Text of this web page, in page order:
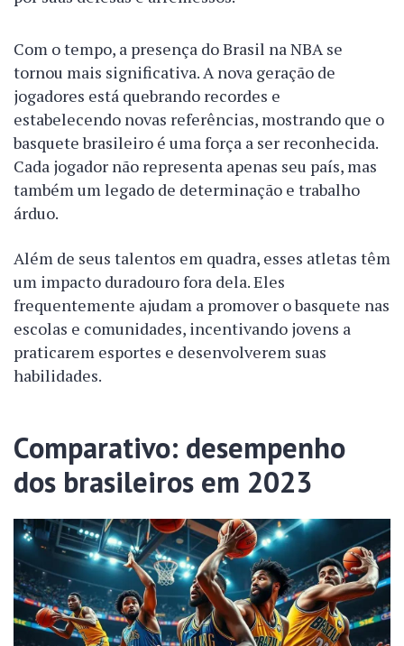
Com o tempo, a presença do Brasil na NBA se
tornou mais significativa. A nova geração de
jogadores está quebrando recordes e
estabelecendo novas referências, mostrando que o
basquete brasileiro é uma força a ser reconhecida.
Cada jogador não representa apenas seu país, mas
também um legado de determinação e trabalho
árduo.
Além de seus talentos em quadra, esses atletas têm
um impacto duradouro fora dela. Eles
frequentemente ajudam a promover o basquete nas
escolas e comunidades, incentivando jovens a
praticarem esportes e desenvolverem suas
habilidades.
Comparativo: desempenho
dos brasileiros em 2023